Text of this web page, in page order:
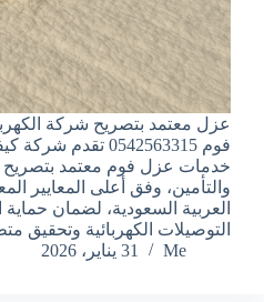
عزل معتمد بتصريح شركة
فوم 0542563315
خدمات عزل فوم معتمد بتصريح
والتأمين، وفق أعلى المعايير
العربية السعودية، لضمان حماية
التوصيلات الكهربائية
Me
31 يناير، 2026